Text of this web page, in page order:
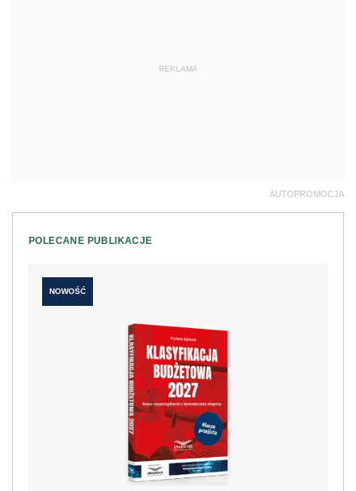
REKLAMA
AUTOPROMOCJA
POLECANE PUBLIKACJE
NOWOŚĆ